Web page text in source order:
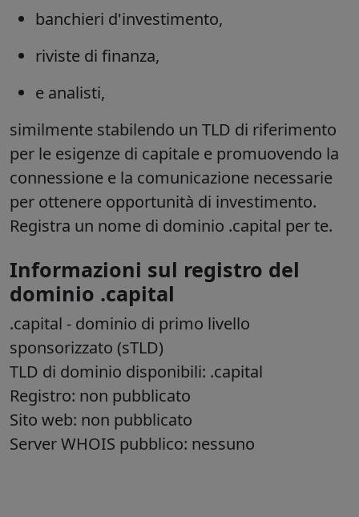
banchieri d'investimento,
riviste di finanza,
e analisti,
similmente stabilendo un TLD di riferimento
per le esigenze di capitale e promuovendo la
connessione e la comunicazione necessarie
per ottenere opportunità di investimento.
Registra un nome di dominio .capital per te.
Informazioni sul registro del
dominio .capital
.capital - dominio di primo livello
sponsorizzato (sTLD)
TLD di dominio disponibili: .capital
Registro: non pubblicato
Sito web: non pubblicato
Server WHOIS pubblico: nessuno